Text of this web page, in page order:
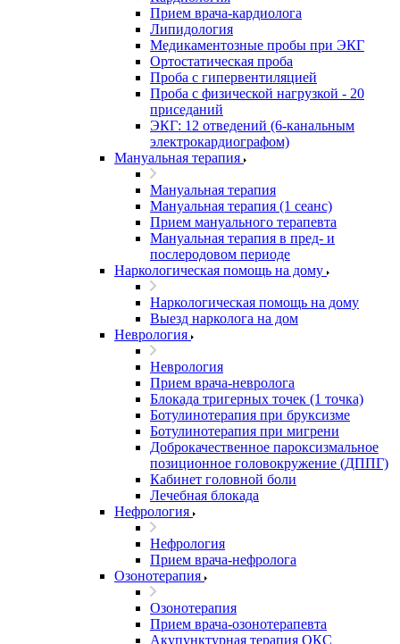
Прием врача-кардиолога
Липидология
Медикаментозные пробы при ЭКГ
Ортостатическая проба
Проба с гипервентиляцией
Проба с физической нагрузкой - 20
приседаний
ЭКГ: 12 отведений (6-канальным
электрокардиографом)
Мануальная терапия
Мануальная терапия
Мануальная терапия (1 сеанс)
Прием мануального терапевта
Мануальная терапия в пред- и
послеродовом периоде
Наркологическая помощь на дому
Наркологическая помощь на дому
Выезд нарколога на дом
Неврология
Неврология
Прием врача-невролога
Блокада тригерных точек (1 точка)
Ботулинотерапия при бруксизме
Ботулинотерапия при мигрени
Доброкачественное пароксизмальное
позиционное головокружение (ДППГ)
Кабинет головной боли
Лечебная блокада
Нефрология
Нефрология
Прием врача-нефролога
Озонотерапия
Озонотерапия
Прием врача-озонотерапевта
Акупунктурная терапия ОКС